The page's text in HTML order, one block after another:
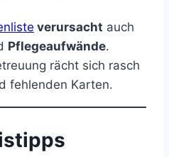
verursacht auch
Pflegeaufwände.
rächt sich rasch
fehlenden Karten.